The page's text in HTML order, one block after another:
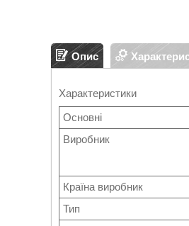
Опис
Характеристики
Основні
Виробник
Країна виробник
Тип